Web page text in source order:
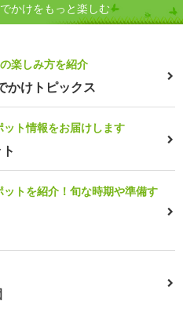
かけをもっと楽しむ
楽しみ方を紹介
かけトピックス
ト情報をお届けします
トを紹介！旬な時期や準備す